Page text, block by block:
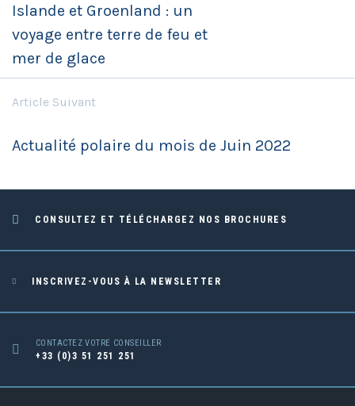
Islande et Groenland : un
voyage entre terre de feu et
mer de glace
Article Suivant
Actualité polaire du mois de Juin 2022
CONSULTEZ ET TÉLÉCHARGEZ NOS BROCHURES
INSCRIVEZ-VOUS À LA NEWSLETTER
CONTACTEZ VOTRE CONSEILLER
+33 (0)3 51 251 251